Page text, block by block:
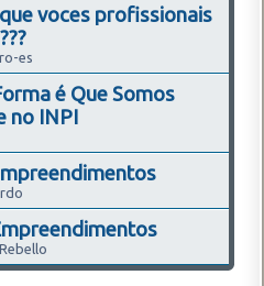
que voces profissionais
es
é Que Somos
no INPI